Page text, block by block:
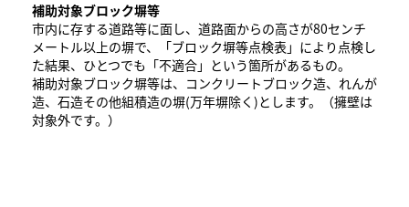
補助対象ブロック塀等
市内に存する道路等に面し、道路面からの高さが80センチ
メートル以上の塀で、「ブロック塀等点検表」により点検し
た結果、ひとつでも「不適合」という箇所があるもの。
補助対象ブロック塀等は、コンクリートブロック造、れんが
造、石造その他組積造の塀(万年塀除く)とします。（擁壁は
対象外です。）